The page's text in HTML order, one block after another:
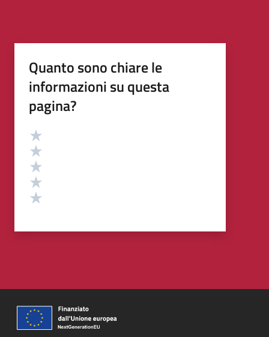
Quanto sono chiare le
informazioni su questa
pagina?
Valutazione